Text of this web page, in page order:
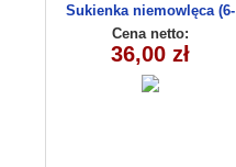
Sukienka niemowlęca (6-
36msc) C3009-1
Cena netto:
36,00 zł